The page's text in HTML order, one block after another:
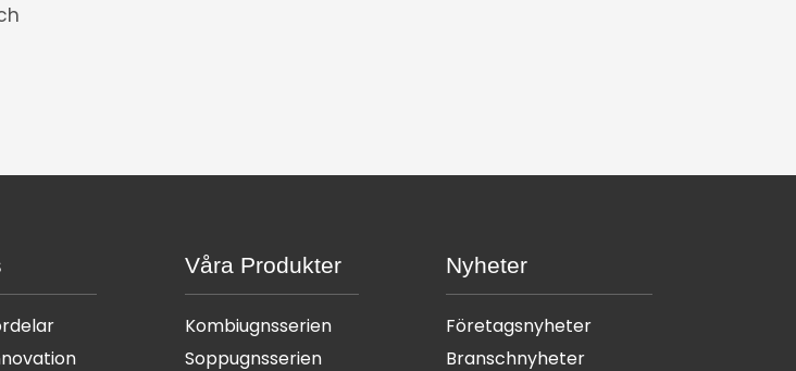
Våra Produkter
Kombiugnsserien
Soppugnsserien
Nyheter
Företagsnyheter
Branschnyheter